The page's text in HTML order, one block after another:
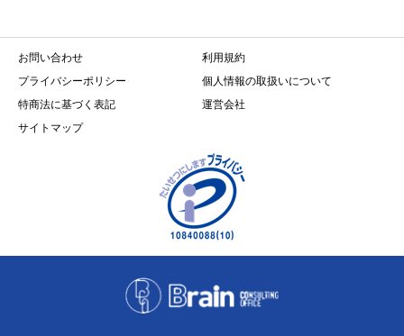
お問い合わせ
利用規約
プライバシーポリシー
個人情報の取扱いについて
特商法に基づく表記
運営会社
サイトマップ